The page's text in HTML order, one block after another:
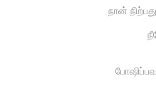
நான்